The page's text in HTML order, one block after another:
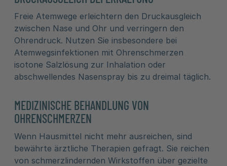
Freie Atemwege erleichtern den Druckausgleich
zwischen Nase und Ohr und verringern den
Ohrendruck. Nutzen Sie insbesondere bei
Atemwegsinfektionen mit Ohrenschmerzen
isotone Salzlösung zur Inhalation oder
abschwellendes Nasenspray bis zu dreimal täglich.
MEDIZINISCHE BEHANDLUNG VON
OHRENSCHMERZEN
Wenn Hausmittel nicht mehr ausreichen, sind
bewährte ärztliche Therapien gefragt. Sie reichen
von schmerzlindernden Wirkstoffen über gezielte